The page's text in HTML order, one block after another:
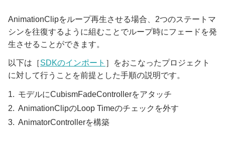
AnimationClipをループ再生させる場合、2つのステートマ
シンを往復するように組むことでループ時にフェードを発
生させることができます。
以下は［SDKのインポート ］をおこなったプロジェクト
に対して行うことを前提とした手順の説明です。
モデルにCubismFadeControllerをアタッチ
AnimationClipのLoop Timeのチェックを外す
AnimatorControllerを構築